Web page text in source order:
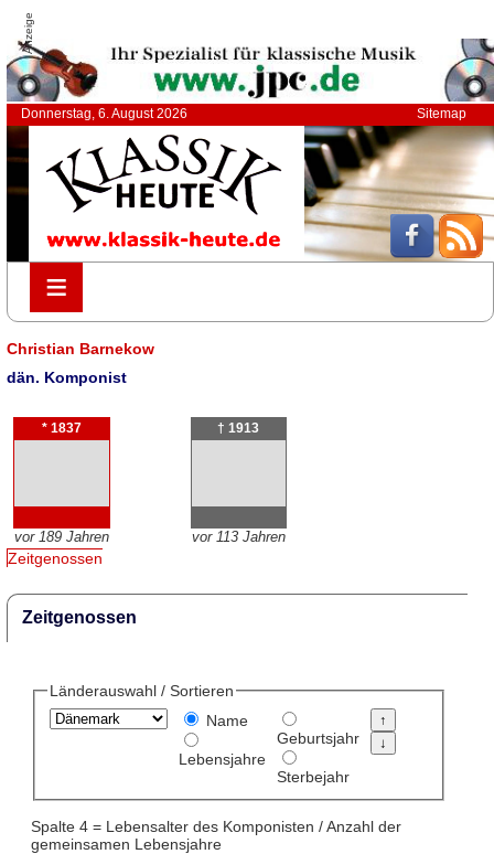
Anzeige
Donnerstag, 6. August 2026 Sitemap
≡
≡
Christian Barnekow
dän. Komponist
* 1837
vor 189 Jahren
† 1913
vor 113 Jahren
Zeitgenossen
Zeitgenossen
Länderauswahl / Sortieren
Name
Lebensjahre
Geburtsjahr
Sterbejahr
Spalte 4 = Lebensalter des Komponisten / Anzahl der
gemeinsamen Lebensjahre